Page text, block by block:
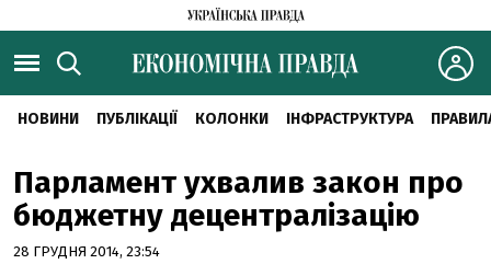
НОВИНИ ПУБЛІКАЦІЇ КОЛОНКИ ІНФРАСТРУКТУРА
Парламент ухвалив закон про
бюджетну децентралізацію
28 ГРУДНЯ 2014, 23:54